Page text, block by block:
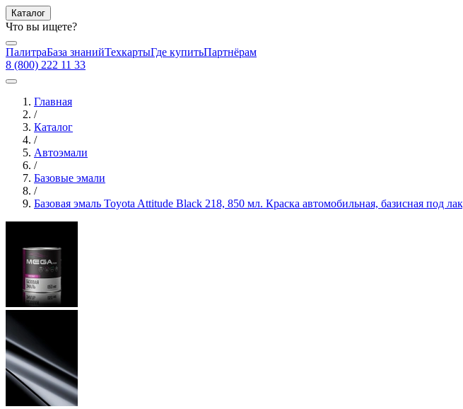
Каталог
Что вы ищете?
ПалитраБаза знанийТехкартыГде купитьПартнёрам
8 (800) 222 11 33
Главная
/
Каталог
/
Автоэмали
/
Базовые эмали
/
Базовая эмаль Toyota Attitude Black 218, 850 мл. Краска автомобильная, базисная под